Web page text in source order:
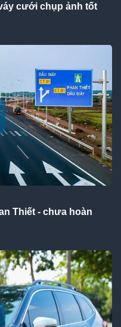
cưới chụp ảnh tốt
Thiết - chưa hoàn